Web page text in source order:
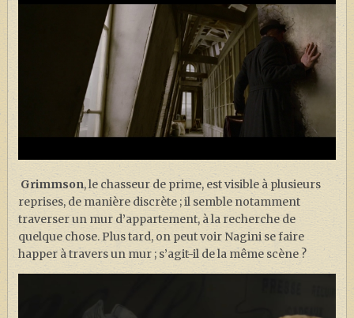
Grimmson, le chasseur de prime, est visible à plusieurs
reprises, de manière discrète ; il semble notamment
traverser un mur d’appartement, à la recherche de
quelque chose. Plus tard, on peut voir Nagini se faire
happer à travers un mur ; s’agit-il de la même scène ?